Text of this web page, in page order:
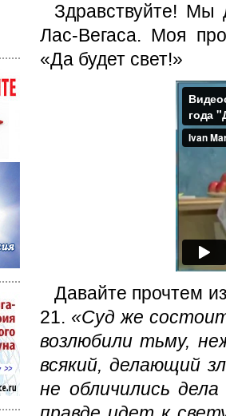
Здравствуйте! Мы
Лас-Вегаса. Моя
«Да будет свет!»
Давайте прочтем
21. «Суд же
возлюбили тьму,
всякий, делающий
не обличились